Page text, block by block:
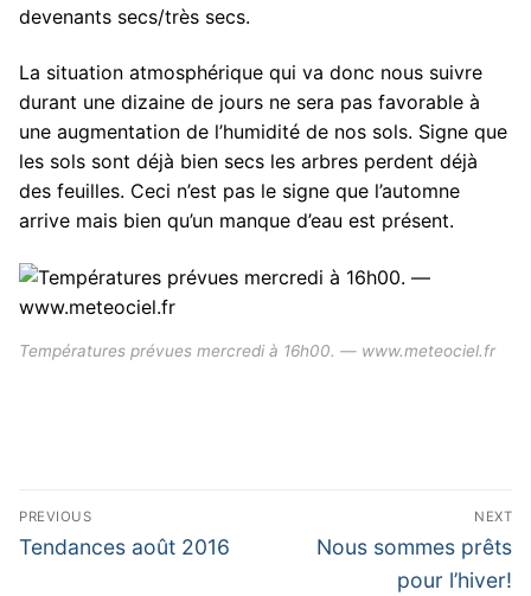
devenants secs/très secs.
La situation atmosphérique qui va donc nous suivre
durant une dizaine de jours ne sera pas favorable à
une augmentation de l’humidité de nos sols. Signe que
les sols sont déjà bien secs les arbres perdent déjà
des feuilles. Ceci n’est pas le signe que l’automne
arrive mais bien qu’un manque d’eau est présent.
Températures prévues mercredi à 16h00. — www.meteociel.fr
Navigation
de
PREVIOUS
Previous
Tendances août 2016
NEXT
Next
Nous sommes prêts
pour l’hiver!